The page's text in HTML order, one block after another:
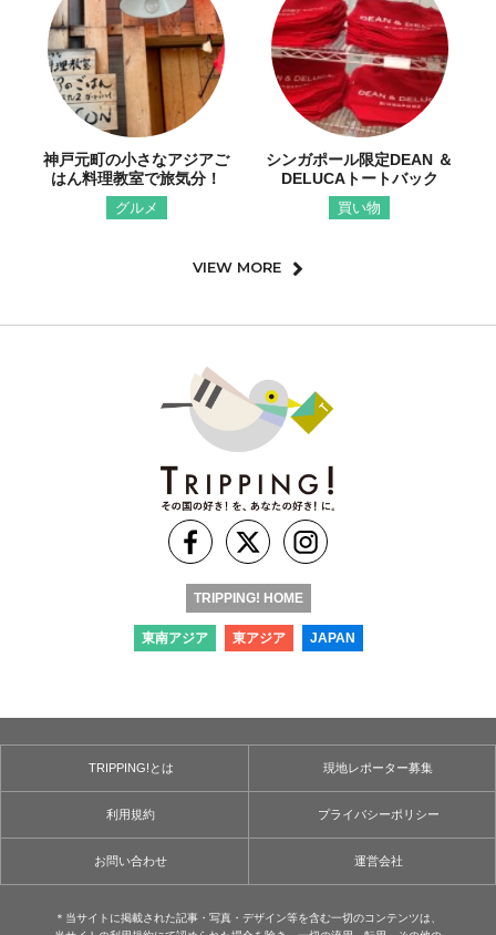
神戸元町の小さなアジアご
はん料理教室で旅気分！
グルメ
シンガポール限定DEAN ＆
DELUCAトートバック
買い物
VIEW MORE
TRIPPING! HOME
東南アジア 東アジア JAPAN
TRIPPING!とは 現地レポーター募集
利用規約 プライバシーポリシー
お問い合わせ 運営会社
＊当サイトに掲載された記事・写真・デザイン等を含む⼀切のコンテンツは、